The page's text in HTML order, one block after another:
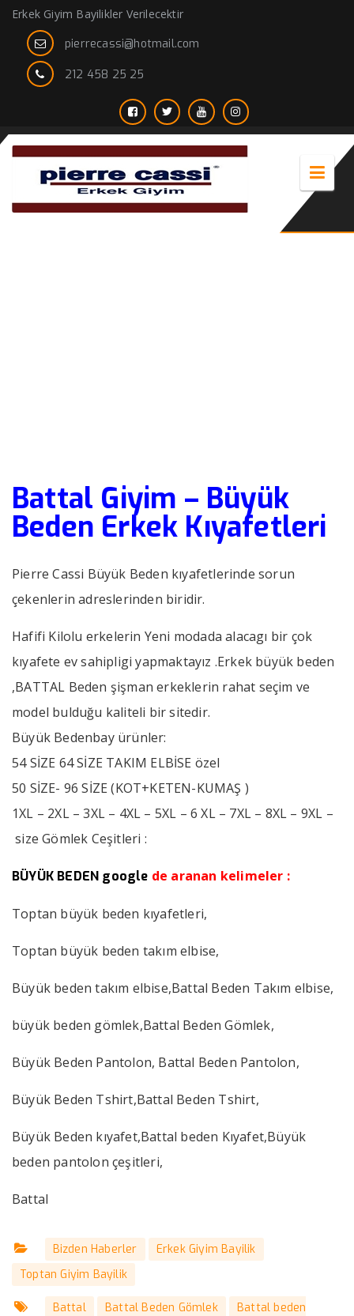
Erkek Giyim Bayilikler Verilecektir
pierrecassi@hotmail.com
212 458 25 25
Battal Giyim – Büyük
Beden Erkek Kıyafetleri
Pierre Cassi Büyük Beden kıyafetlerinde sorun
çekenlerin adreslerinden biridir.
Hafifi Kilolu erkelerin Yeni modada alacagı bir çok
kıyafete ev sahipligi yapmaktayız .Erkek büyük beden
,BATTAL Beden şişman erkeklerin rahat seçim ve
model bulduğu kaliteli bir sitedir.
Büyük Bedenbay ürünler:
54 SİZE 64 SİZE TAKIM ELBİSE özel
50 SİZE- 96 SİZE (KOT+KETEN-KUMAŞ )
1XL – 2XL – 3XL – 4XL – 5XL – 6 XL – 7XL – 8XL – 9XL –
size Gömlek Ceşitleri :
BÜYÜK BEDEN google de aranan kelimeler :
Toptan büyük beden kıyafetleri,
Toptan büyük beden takım elbise,
Büyük beden takım elbise,Battal Beden Takım elbise,
büyük beden gömlek,Battal Beden Gömlek,
Büyük Beden Pantolon, Battal Beden Pantolon,
Büyük Beden Tshirt,Battal Beden Tshirt,
Büyük Beden kıyafet,Battal beden Kıyafet,Büyük
beden pantolon çeşitleri,
Battal
Bizden Haberler
Erkek Giyim Bayilik
Toptan Giyim Bayilik
Battal Battal Beden Gömlek
Battal beden